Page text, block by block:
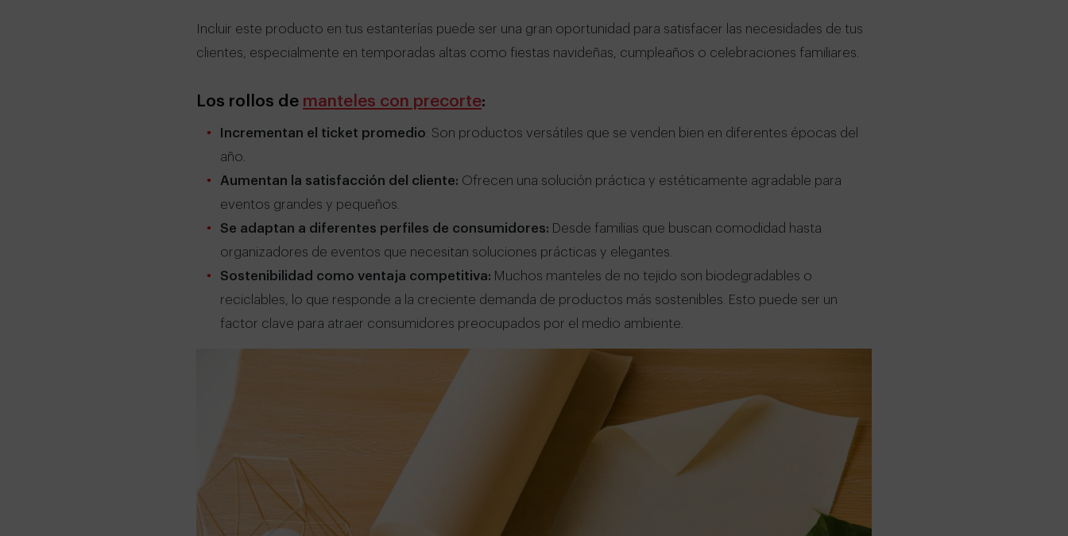
Incluir este producto en tus estanterías puede ser una gran oportunidad para satisfacer las necesidades de tus
clientes, especialmente en temporadas altas como fiestas navideñas, cumpleaños o celebraciones familiares.
Los rollos de manteles con precorte:
Incrementan el ticket promedio: Son productos versátiles que se venden bien en diferentes épocas del
año.
Aumentan la satisfacción del cliente: Ofrecen una solución práctica y estéticamente agradable para
eventos grandes y pequeños.
Se adaptan a diferentes perfiles de consumidores: Desde familias que buscan comodidad hasta
organizadores de eventos que necesitan soluciones prácticas y elegantes.
Sostenibilidad como ventaja competitiva: Muchos manteles de no tejido son biodegradables o
reciclables, lo que responde a la creciente demanda de productos más sostenibles. Esto puede ser un
factor clave para atraer consumidores preocupados por el medio ambiente.